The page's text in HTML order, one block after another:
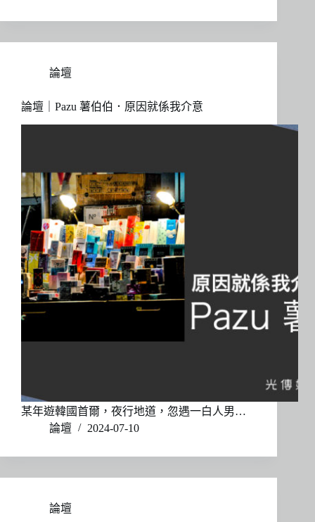
論壇
論壇｜Pazu 薯伯伯．原因就係我介意
某年遊韓國首爾，夜行地道，忽遇一白人男…
論壇
2024-07-10
論壇